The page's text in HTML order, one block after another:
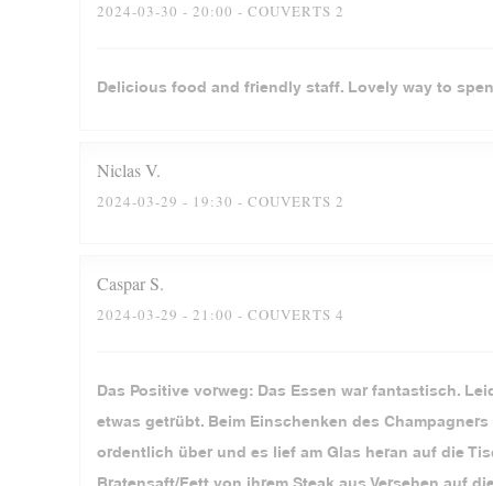
2024-03-30 - 20:00 - COUVERTS 2
Delicious food and friendly staff. Lovely way to
NiclasV
2024-03-29 - 19:30 - COUVERTS 2
Caspar S
2024-03-29 - 21:00 - COUVERTS 4
Das Positive vorweg: Das Essen war fantastisch.
etwas getrübt. Beim Einschenken des
ordentlich über und es lief am Glas heran auf die